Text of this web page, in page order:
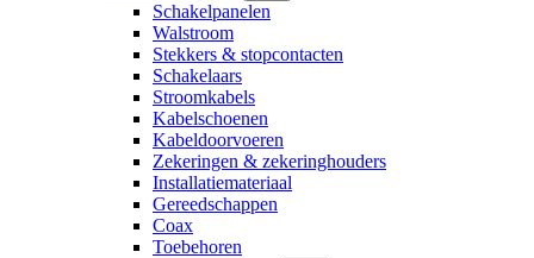
Schakelpanelen
Walstroom
Stekkers & stopcontacten
Schakelaars
Stroomkabels
Kabelschoenen
Kabeldoorvoeren
Zekeringen & zekeringhouders
Installatiemateriaal
Gereedschappen
Coax
Toebehoren